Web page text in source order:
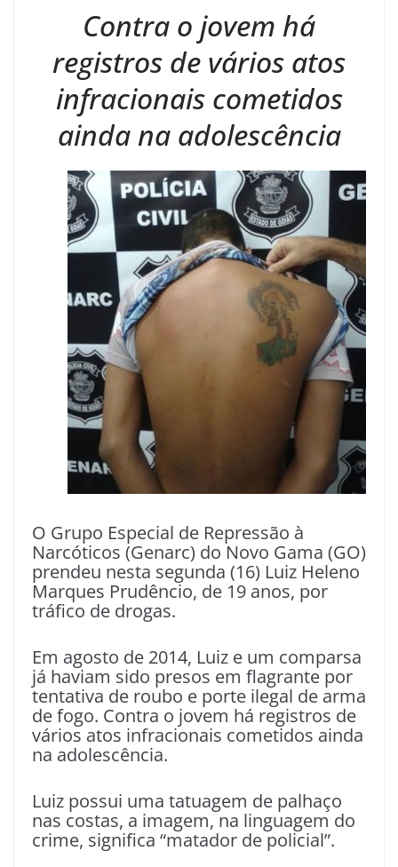
Contra o jovem há
registros de vários atos
infracionais cometidos
ainda na adolescência
O Grupo Especial de Repressão à
Narcóticos (Genarc) do Novo Gama (GO)
prendeu nesta segunda (16) Luiz Heleno
Marques Prudêncio, de 19 anos, por
tráfico de drogas.
Em agosto de 2014, Luiz e um comparsa
já haviam sido presos em flagrante por
tentativa de roubo e porte ilegal de arma
de fogo. Contra o jovem há registros de
vários atos infracionais cometidos ainda
na adolescência.
Luiz possui uma tatuagem de palhaço
nas costas, a imagem, na linguagem do
crime, significa “matador de policial”.